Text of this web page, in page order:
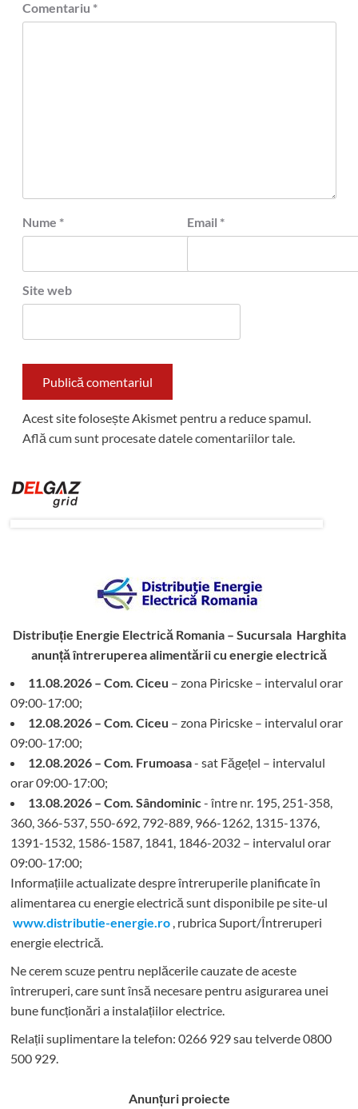
Comentariu *
Nume * Email *
Site web
Acest site folosește Akismet pentru a reduce spamul.
Află cum sunt procesate datele comentariilor tale.
Distribuție Energie Electrică Romania – Sucursala Harghita
anunță întreruperea alimentării cu energie electrică
11.08.2026 – Com. Ciceu – zona Piricske – intervalul orar
09:00-17:00;
12.08.2026 – Com. Ciceu – zona Piricske – intervalul orar
09:00-17:00;
12.08.2026 – Com. Frumoasa- sat Făgețel – intervalul
orar 09:00-17:00;
13.08.2026 – Com. Sândominic- între nr. 195, 251-358,
360, 366-537, 550-692, 792-889, 966-1262, 1315-1376,
1391-1532, 1586-1587, 1841, 1846-2032 – intervalul orar
09:00-17:00;
Informațiile actualizate despre întreruperile planificate în
alimentarea cu energie electrică sunt disponibile pe site-ul
www.distributie-energie.ro , rubrica Suport/Întreruperi
energie electrică.
Ne cerem scuze pentru neplăcerile cauzate de aceste
întreruperi, care sunt însă necesare pentru asigurarea unei
bune funcționări a instalațiilor electrice.
Relații suplimentare la telefon: 0266 929 sau telverde 0800
500 929.
Anunțuri proiecte